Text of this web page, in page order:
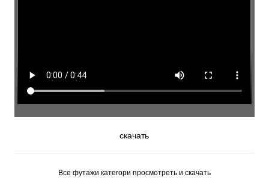
скачать
Все футажи категори просмотреть и скачать